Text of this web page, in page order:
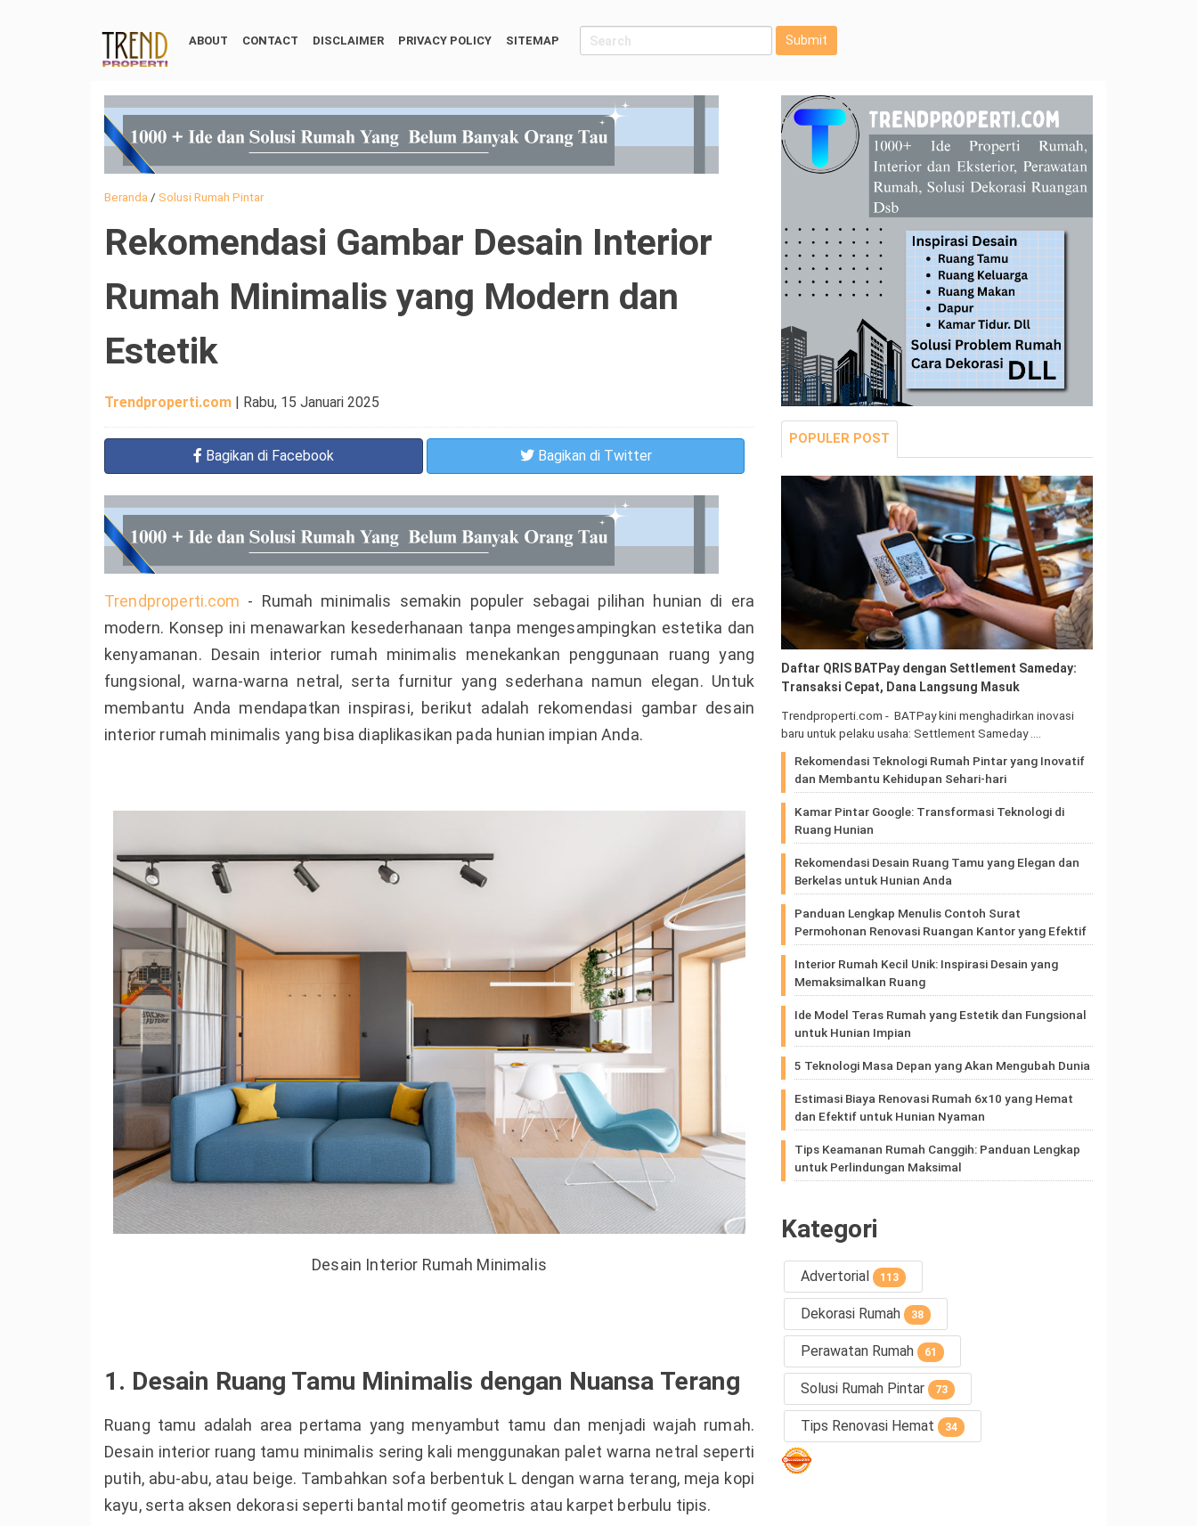
ABOUT CONTACT DISCLAIMER PRIVACY POLICY SITEMAP Submit
Beranda / Solusi Rumah Pintar
Rekomendasi Gambar Desain Interior
Rumah Minimalis yang Modern dan
Estetik
Trendproperti.com | Rabu, 15 Januari 2025
Bagikan di Facebook Bagikan di Twitter
Trendproperti.com - Rumah minimalis semakin populer sebagai pilihan hunian di era
modern. Konsep ini menawarkan kesederhanaan tanpa mengesampingkan estetika dan
kenyamanan. Desain interior rumah minimalis menekankan penggunaan ruang yang
fungsional, warna-warna netral, serta furnitur yang sederhana namun elegan. Untuk
membantu Anda mendapatkan inspirasi, berikut adalah rekomendasi gambar desain
interior rumah minimalis yang bisa diaplikasikan pada hunian impian Anda.
Desain Interior Rumah Minimalis
1. Desain Ruang Tamu Minimalis dengan Nuansa Terang
Ruang tamu adalah area pertama yang menyambut tamu dan menjadi wajah rumah.
Desain interior ruang tamu minimalis sering kali menggunakan palet warna netral seperti
putih, abu-abu, atau beige. Tambahkan sofa berbentuk L dengan warna terang, meja kopi
kayu, serta aksen dekorasi seperti bantal motif geometris atau karpet berbulu tipis.
POPULER POST
Daftar QRIS BATPay dengan Settlement Sameday:
Transaksi Cepat, Dana Langsung Masuk
Trendproperti.com - BATPay kini menghadirkan inovasi
baru untuk pelaku usaha: Settlement Sameday .…
Rekomendasi Teknologi Rumah Pintar yang Inovatif
dan Membantu Kehidupan Sehari-hari
Kamar Pintar Google: Transformasi Teknologi di
Ruang Hunian
Rekomendasi Desain Ruang Tamu yang Elegan dan
Berkelas untuk Hunian Anda
Panduan Lengkap Menulis Contoh Surat
Permohonan Renovasi Ruangan Kantor yang Efektif
Interior Rumah Kecil Unik: Inspirasi Desain yang
Memaksimalkan Ruang
Ide Model Teras Rumah yang Estetik dan Fungsional
untuk Hunian Impian
5 Teknologi Masa Depan yang Akan Mengubah Dunia
Estimasi Biaya Renovasi Rumah 6x10 yang Hemat
dan Efektif untuk Hunian Nyaman
Tips Keamanan Rumah Canggih: Panduan Lengkap
untuk Perlindungan Maksimal
Kategori
Advertorial 113
Dekorasi Rumah 38
Perawatan Rumah 61
Solusi Rumah Pintar 73
Tips Renovasi Hemat 34